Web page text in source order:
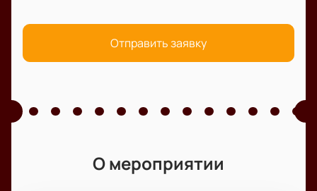
Отправить заявку
О мероприятии